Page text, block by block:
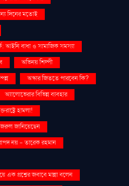
দিনের মতোই
আইনি বাধা ও সামাজিক সমস্যা
অভিনয় শিল্পী
অস্কার জিততে পারবেন কি?
অ্যালোভেরার বিভিন্ন ব্যবহার
হামলা!
জানিয়েছেন
নয় - তারেক রহমান
এক প্রশ্নের জবাবে মান্না বলেন